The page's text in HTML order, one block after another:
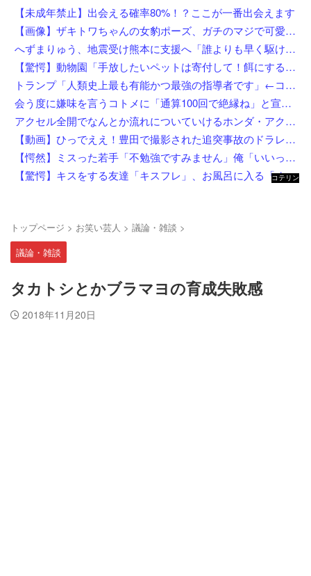
【未成年禁止】出会える確率80%！？ここが一番出会えます
【画像】ザキトワちゃんの女豹ポーズ、ガチのマジで可愛くてワイらに刺さりまくってしまうw w w w w w w w w w
へずまりゅう、地震受け熊本に支援へ「誰よりも早く駆け付けます」「こういう時こそ動かないとダメです」
【驚愕】動物園「手放したいペットは寄付して！餌にするから！」←これってどうなん？w w w w w w w w w w
トランプ「人類史上最も有能かつ最強の指導者です」←コイツがイラン如きに右往左往してる理由
会う度に嫌味を言うコトメに「通算100回で絶縁ね」と宣言した私！カウント達成後、鍵を交換して庭で喚くコトメに仕掛けた恥ずかしすぎる撃退法←律儀に録音＆カウントしてて草
アクセル全開でなんとか流れについていけるホンダ・アクティの動画が人気に。
【動画】ひっでええ！豊田で撮影された追突事故のドラレコが(((ﾟДﾟ)))
【愕然】ミスった若手「不勉強ですみません」俺「いいってことよ、教えてあげんよ」若手「訴えます」←ちょっと待って、コレワイが悪いんか？？？？？？？
【驚愕】キスをする友達「キスフレ」、お風呂に入る「オフレ」、添い寝の「ソフレ」… Z世代が恋人ではなく「〇〇フレ」を選ぶ理由がこちらw w w w w w w w
コテリン
トップページ > お笑い芸人 > 議論・雑談 >
議論・雑談
タカトシとかブラマヨの育成失敗感
2018年11月20日